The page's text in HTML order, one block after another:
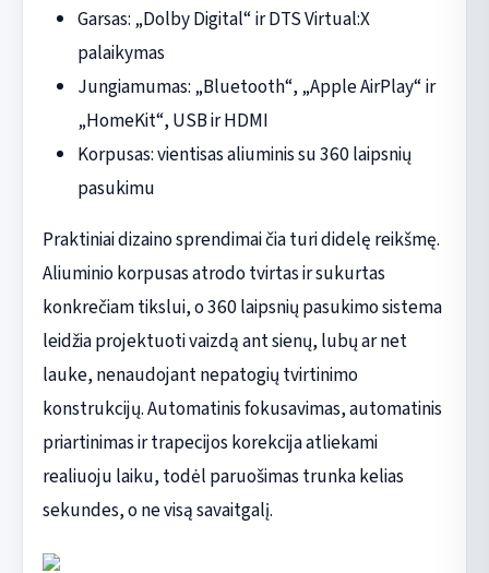
Garsas: „Dolby Digital“ ir DTS Virtual:X
palaikymas
Jungiamumas: „Bluetooth“, „Apple AirPlay“ ir
„HomeKit“, USB ir HDMI
Korpusas: vientisas aliuminis su 360 laipsnių
pasukimu
Praktiniai dizaino sprendimai čia turi didelę reikšmę.
Aliuminio korpusas atrodo tvirtas ir sukurtas
konkrečiam tikslui, o 360 laipsnių pasukimo sistema
leidžia projektuoti vaizdą ant sienų, lubų ar net
lauke, nenaudojant nepatogių tvirtinimo
konstrukcijų. Automatinis fokusavimas, automatinis
priartinimas ir trapecijos korekcija atliekami
realiuoju laiku, todėl paruošimas trunka kelias
sekundes, o ne visą savaitgalį.